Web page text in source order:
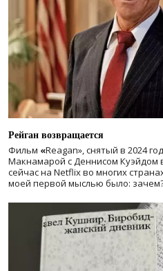
Рейган возвращается
Фильм «Reagan», снятый в 2024
Макнамарой с Деннисом Куэйдом
сейчас на Netflix во многих
моей первой мыслью было: